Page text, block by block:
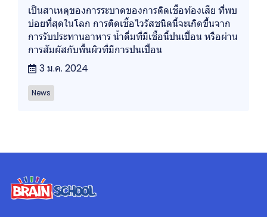
เป็นสาเหตุของการระบาดของการติดเชื้อท้องเสีย ที่พบ
บ่อยที่สุดในโลก การติดเชื้อไวรัสชนิดนี้จะเกิดขึ้นจาก
การรับประทานอาหาร น้ำดื่มที่มีเชื้อนี้ปนเปื้อน หรือผ่าน
การสัมผัสกับพื้นผิวที่มีการปนเปื้อน
3 ม.ค. 2024
News